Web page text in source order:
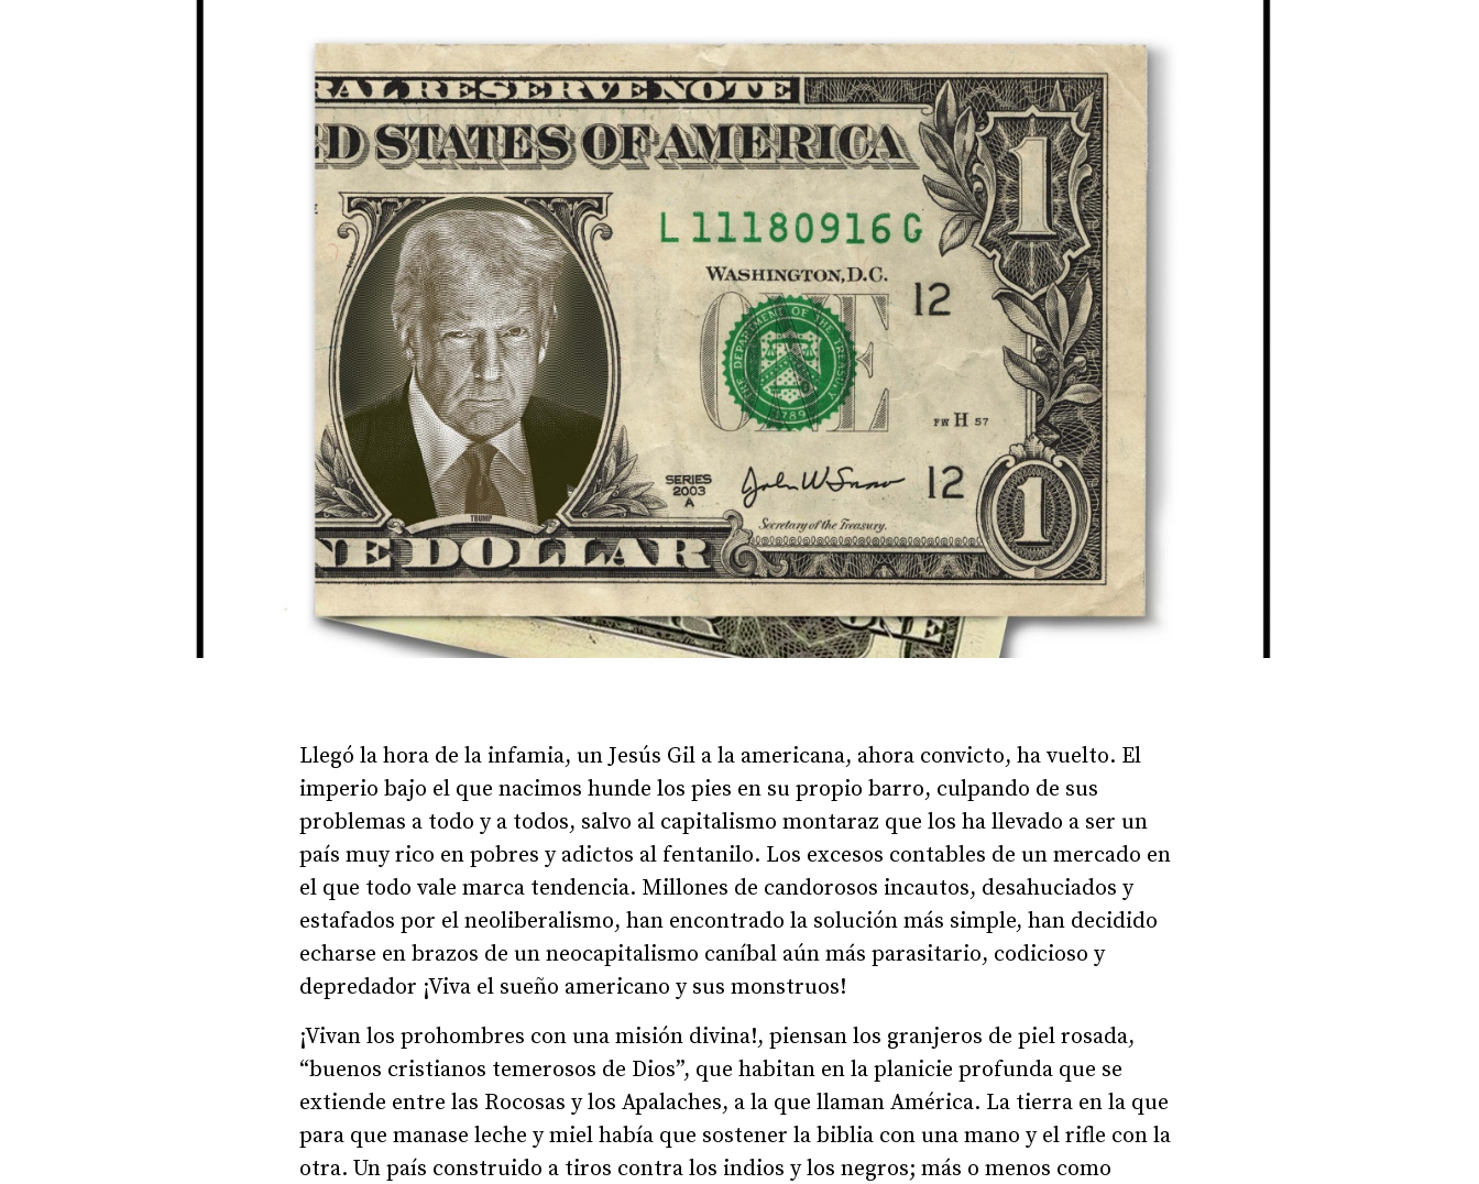
Llegó la hora de la infamia, un Jesús Gil a la americana, ahora convicto, ha vuelto. El
imperio bajo el que nacimos hunde los pies en su propio barro, culpando de sus
problemas a todo y a todos, salvo al capitalismo montaraz que los ha llevado a ser un
país muy rico en pobres y adictos al fentanilo. Los excesos contables de un mercado en
el que todo vale marca tendencia. Millones de candorosos incautos, desahuciados y
estafados por el neoliberalismo, han encontrado la solución más simple, han decidido
echarse en brazos de un neocapitalismo caníbal aún más parasitario, codicioso y
depredador ¡Viva el sueño americano y sus monstruos!
¡Vivan los prohombres con una misión divina!, piensan los granjeros de piel rosada,
“buenos cristianos temerosos de Dios”, que habitan en la planicie profunda que se
extiende entre las Rocosas y los Apalaches, a la que llaman América. La tierra en la que
para que manase leche y miel había que sostener la biblia con una mano y el rifle con la
otra. Un país construido a tiros contra los indios y los negros; más o menos como